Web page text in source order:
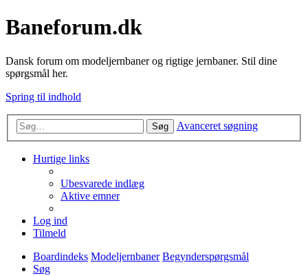
Baneforum.dk
Dansk forum om modeljernbaner og rigtige jernbaner. Stil dine
spørgsmål her.
Spring til indhold
Søg Avanceret søgning
Hurtige links
Ubesvarede indlæg
Aktive emner
Log ind
Tilmeld
Boardindeks Modeljernbaner Begynderspørgsmål
Søg